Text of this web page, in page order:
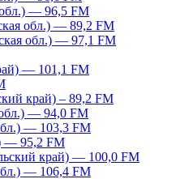
— 96,5 FM
обл.) — 89,2 FM
обл.) — 97,1 FM
— 101,1 FM
край) – 89,2 FM
— 94,0 FM
— 103,3 FM
— 95,2 FM
край) — 100,0 FM
— 106,4 FM